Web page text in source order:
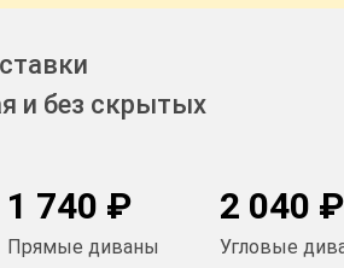
и без скрытых
1 740 ₽
Прямые диваны
2 040 ₽
Угловые